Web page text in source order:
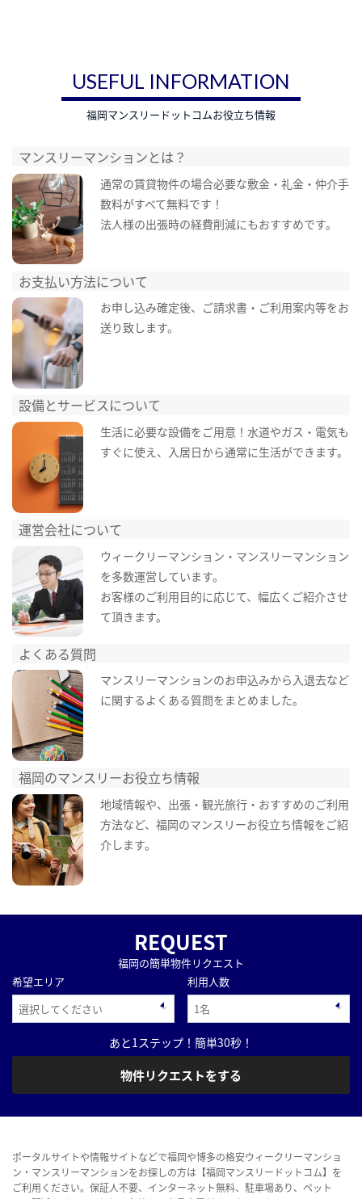
USEFUL INFORMATION
福岡マンスリードットコムお役立ち情報
マンスリーマンションとは？
通常の賃貸物件の場合必要な敷金・礼金・仲介手
数料がすべて無料です！
法人様の出張時の経費削減にもおすすめです。
お支払い方法について
お申し込み確定後、ご請求書・ご利用案内等をお
送り致します。
設備とサービスについて
生活に必要な設備をご用意！水道やガス・電気も
すぐに使え、入居日から通常に生活ができます。
運営会社について
ウィークリーマンション・マンスリーマンション
を多数運営しています。
お客様のご利用目的に応じて、幅広くご紹介させ
て頂きます。
よくある質問
マンスリーマンションのお申込みから入退去など
に関するよくある質問をまとめました。
福岡のマンスリーお役立ち情報
地域情報や、出張・観光旅行・おすすめのご利用
方法など、福岡のマンスリーお役立ち情報をご紹
介します。
REQUEST
福岡の簡単物件リクエスト
希望エリア
利用人数
あと1ステップ！簡単30秒！
物件リクエストをする
ポータルサイトや情報サイトなどで福岡や博多の格安ウィークリーマンショ
ン・マンスリーマンションをお探しの方は【福岡マンスリードットコム】を
ご利用ください。保証人不要、インターネット無料、駐車場あり、ペット